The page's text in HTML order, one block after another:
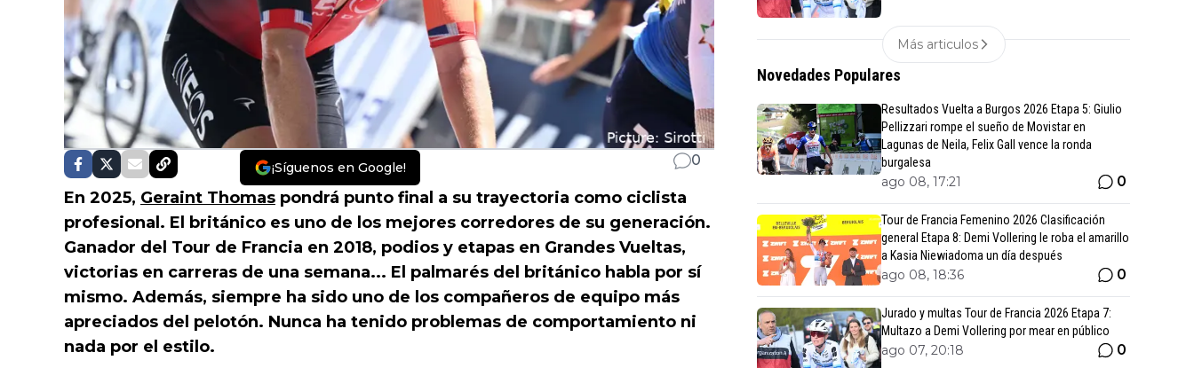
¡Síguenos en Google! 0
En 2025, Geraint Thomas pondrá punto final a su trayectoria como ciclista
profesional. El británico es uno de los mejores corredores de su generación.
Ganador del Tour de Francia en 2018, podios y etapas en Grandes Vueltas,
victorias en carreras de una semana... El palmarés del británico habla por sí
mismo. Además, siempre ha sido uno de los compañeros de equipo más
apreciados del pelotón. Nunca ha tenido problemas de comportamiento ni
nada por el estilo.
Más articulos
Novedades Populares
Resultados Vuelta a Burgos 2026 Etapa 5: Giulio
Pellizzari rompe el sueño de Movistar en
Lagunas de Neila, Felix Gall vence la ronda
burgalesa
ago 08, 17:21 0
Tour de Francia Femenino 2026 Clasificación
general Etapa 8: Demi Vollering le roba el amarillo
a Kasia Niewiadoma un día después
ago 08, 18:36 0
Jurado y multas Tour de Francia 2026 Etapa 7:
Multazo a Demi Vollering por mear en público
ago 07, 20:18 0